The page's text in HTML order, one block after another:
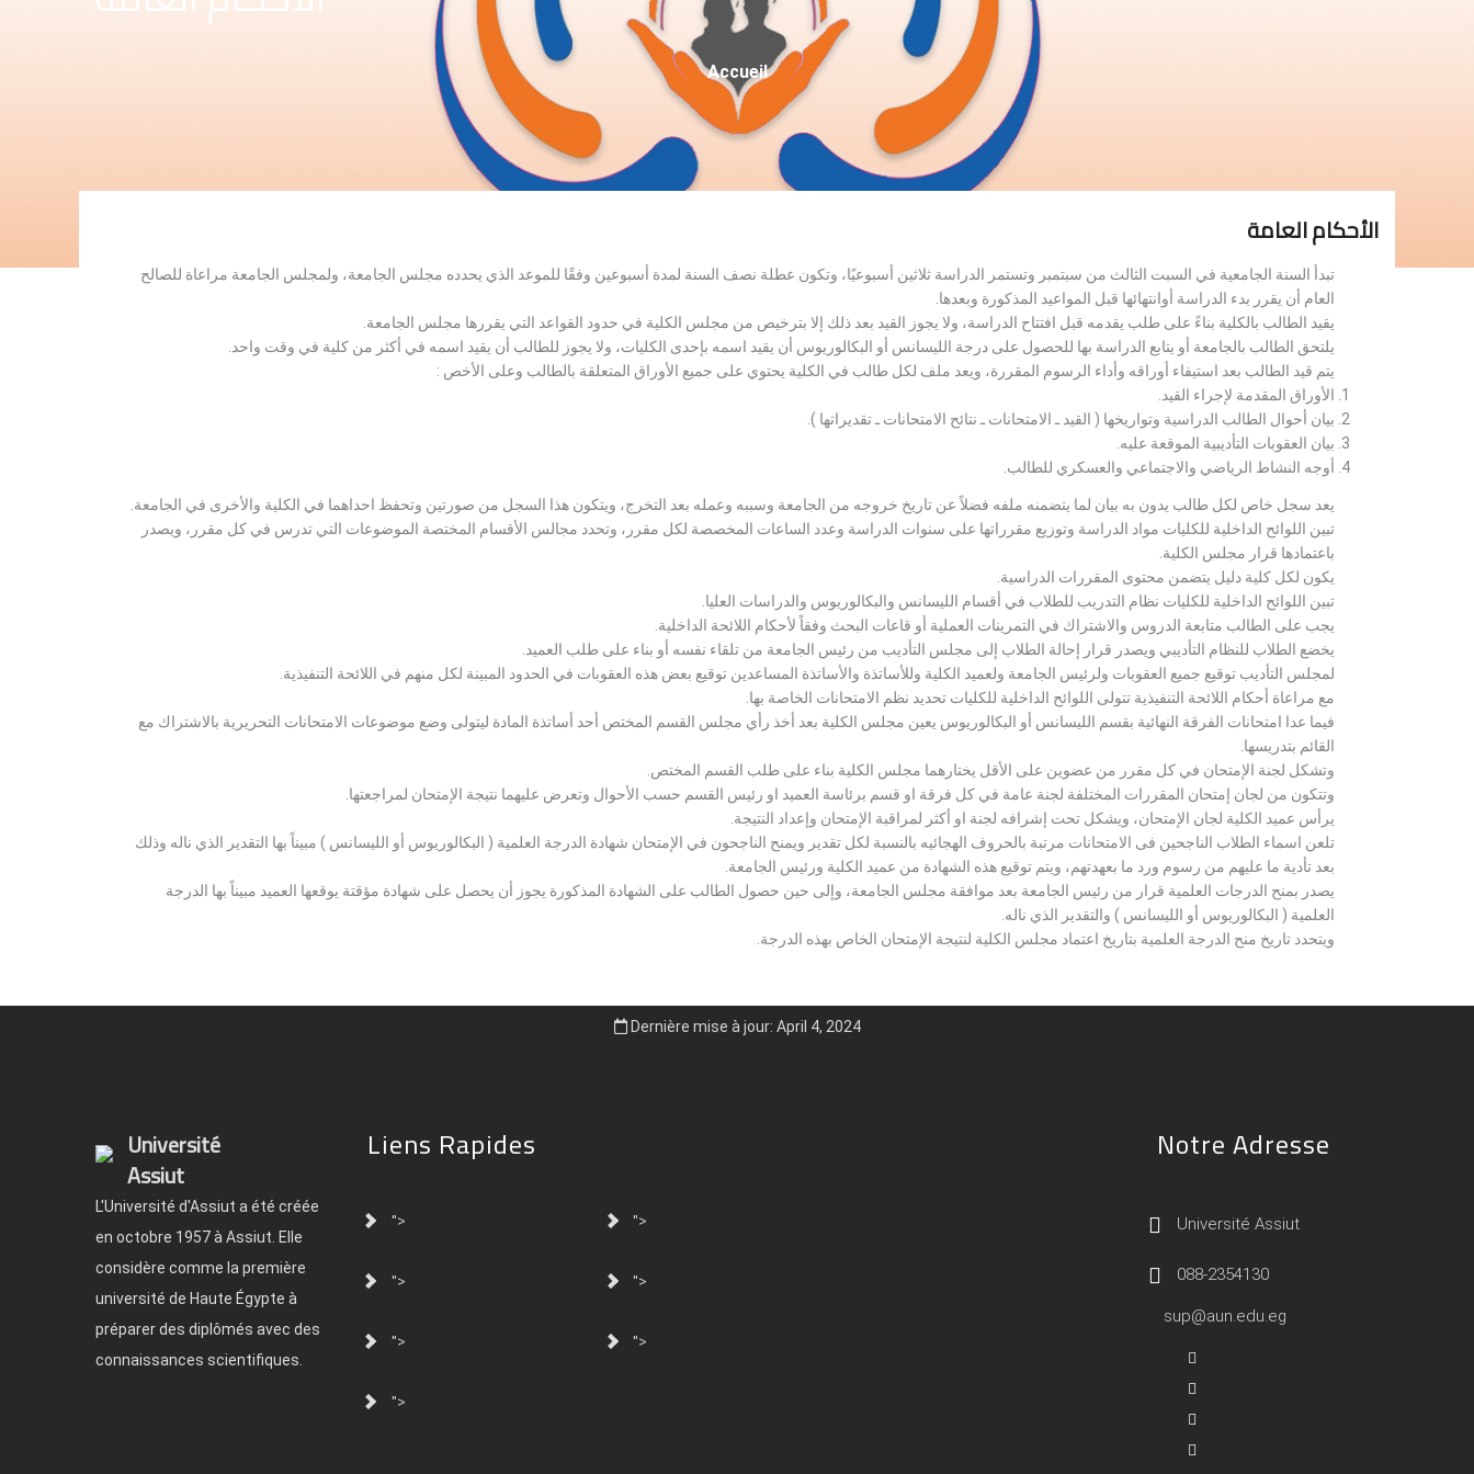
Fil
D'Ariane
Accueil
الأحكام العامة
تبدأ السنة الجامعية في السبت الثالث من سبتمبر وتستمر الدراسة ثلاثين أسبوعيًا، وتكون عطلة نصف السنة لمدة أسبوعين وفقًا للموعد الذي يحدده مجلس الجامعة، ولمجلس الجامعة مراعاة للصالح
العام أن يقرر بدء الدراسة أوانتهائها قبل المواعيد المذكورة وبعدها.
يقيد الطالب بالكلية بناءً على طلب يقدمه قبل افتتاح الدراسة، ولا يجوز القيد بعد ذلك إلا بترخيص من مجلس الكلية في حدود القواعد التي يقررها مجلس الجامعة.
يلتحق الطالب بالجامعة أو يتابع الدراسة بها للحصول على درجة الليسانس أو البكالوريوس أن يقيد اسمه بإحدى الكليات، ولا يجوز للطالب أن يقيد اسمه في أكثر من كلية في وقت واحد.
يتم قيد الطالب بعد استيفاء أوراقه وأداء الرسوم المقررة، ويعد ملف لكل طالب في الكلية يحتوي على جميع الأوراق المتعلقة بالطالب وعلى الأخص :
الأوراق المقدمة لإجراء القيد.
بيان أحوال الطالب الدراسية وتواريخها ( القيد ـ الامتحانات ـ نتائح الامتحانات ـ تقديراتها ).
بيان العقوبات التأديبية الموقعة عليه.
أوجه النشاط الرياضي والاجتماعي والعسكري للطالب.
يعد سجل خاص لكل طالب يدون به بيان لما يتضمنه ملفه فضلاً عن تاريخ خروجه من الجامعة وسببه وعمله بعد التخرج، ويتكون هذا السجل من صورتين وتحفظ احداهما في الكلية والأخرى في الجامعة.
تبين اللوائح الداخلية للكليات مواد الدراسة وتوزيع مقرراتها على سنوات الدراسة وعدد الساعات المخصصة لكل مقرر، وتحدد مجالس الأقسام المختصة الموضوعات التي تدرس في كل مقرر، ويصدر
باعتمادها قرار مجلس الكلية.
يكون لكل كلية دليل يتضمن محتوى المقررات الدراسية.
تبين اللوائح الداخلية للكليات نظام التدريب للطلاب في أقسام الليسانس والبكالوريوس والدراسات العليا.
يجب على الطالب متابعة الدروس والاشتراك في التمرينات العملية أو قاعات البحث وفقاً لأحكام اللائحة الداخلية.
يخضع الطلاب للنظام التأديبي ويصدر قرار إحالة الطلاب إلى مجلس التأديب من رئيس الجامعة من تلقاء نفسه أو بناء على طلب العميد.
لمجلس التأديب توقيع جميع العقوبات ولرئيس الجامعة ولعميد الكلية وللأساتذة والأساتذة المساعدين توقيع بعض هذه العقوبات في الحدود المبينة لكل منهم في اللائحة التنفيذية.
مع مراعاة أحكام اللائحة التنفيذية تتولى اللوائح الداخلية للكليات تحديد نظم الامتحانات الخاصة بها.
فيما عدا امتحانات الفرقة النهائية بقسم الليسانس أو البكالوريوس يعين مجلس الكلية بعد أخذ رأي مجلس القسم المختص أحد أساتذة المادة ليتولى وضع موضوعات الامتحانات التحريرية بالاشتراك مع
القائم بتدريسها.
وتشكل لجنة الإمتحان في كل مقرر من عضوين على الأقل يختارهما مجلس الكلية بناء على طلب القسم المختص.
وتتكون من لجان إمتحان المقررات المختلفة لجنة عامة في كل فرقة او قسم برئاسة العميد او رئيس القسم حسب الأحوال وتعرض عليهما نتيجة الإمتحان لمراجعتها.
يرأس عميد الكلية لجان الإمتحان، ويشكل تحت إشرافه لجنة او أكثر لمراقبة الإمتحان وإعداد النتيجة.
تلعن اسماء الطلاب الناجحين فى الامتحانات مرتبة بالحروف الهجائيه بالنسبة لكل تقدير ويمنح الناجحون في الإمتحان شهادة الدرجة العلمية ( البكالوريوس أو الليسانس ) مبيناً بها التقدير الذي ناله وذلك
بعد تأدية ما عليهم من رسوم ورد ما بعهدتهم، ويتم توقيع هذه الشهادة من عميد الكلية ورئيس الجامعة.
يصدر بمنح الدرجات العلمية قرار من رئيس الجامعة بعد موافقة مجلس الجامعة، وإلى حين حصول الطالب على الشهادة المذكورة يجوز أن يحصل على شهادة مؤقتة يوقعها العميد مبيناً بها الدرجة
العلمية ( البكالوريوس أو الليسانس ) والتقدير الذي ناله.
ويتحدد تاريخ منح الدرجة العلمية بتاريخ اعتماد مجلس الكلية لنتيجة الإمتحان الخاص بهذه الدرجة.
Dernière mise à jour: April 4, 2024
Université
Assiut
L'Université d'Assiut a été créée
en octobre 1957 à Assiut. Elle
considère comme la première
université de Haute Égypte à
préparer des diplômés avec des
connaissances scientifiques.
Liens Rapides
"> ">
"> ">
"> ">
">
Notre Adresse
Université Assiut
088-2354130
sup@aun.edu.eg